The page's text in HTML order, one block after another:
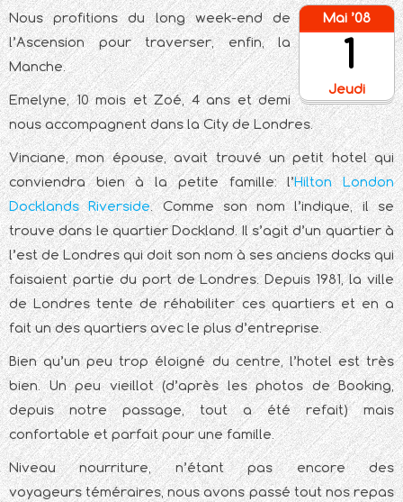
Jeudi
Mai ’08
1
Nous profitions du long week-end de
l’Ascension pour traverser, enfin, la
Manche.
Emelyne, 10 mois et Zoé, 4 ans et demi
nous accompagnent dans la City de Londres.
Vinciane, mon épouse, avait trouvé un petit hotel qui
conviendra bien à la petite famille: l’Hilton London
Docklands Riverside. Comme son nom l’indique, il se
trouve dans le quartier Dockland. Il s’agit d’un quartier à
l’est de Londres qui doit son nom à ses anciens docks qui
faisaient partie du port de Londres. Depuis 1981, la ville
de Londres tente de réhabiliter ces quartiers et en a
fait un des quartiers avec le plus d’entreprise.
Bien qu’un peu trop éloigné du centre, l’hotel est très
bien. Un peu vieillot (d’après les photos de Booking,
depuis notre passage, tout a été refait) mais
confortable et parfait pour une famille.
Niveau nourriture, n’étant pas encore des
voyageurs téméraires, nous avons passé tout nos repas